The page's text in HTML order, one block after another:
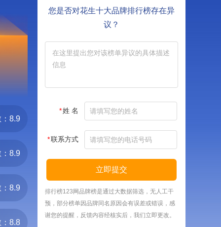
8.9
8.9
8.9
8.8
您是否对花生十大品牌排行榜存在异
议？
*姓 名
*联系方式
立即提交
排行榜123网品牌榜是通过大数据筛选，无人工干
预，部分榜单因品牌同名原因会有误差或错误，感
谢您的提醒，反馈内容经核实后，我们立即更改。